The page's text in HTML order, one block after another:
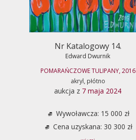
Nr Katalogowy 14.
Edward Dwurnik
POMARAŃCZOWE TULIPANY, 2016
akryl, płótno
aukcja z 7 maja 2024
Wywoławcza: 15 000 zł
Cena uzyskana: 30 300 zł